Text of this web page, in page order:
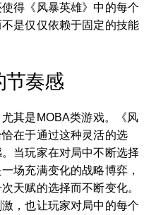
得《风暴英雄》中的每个
是仅仅依赖于固定的技能
节奏感
其是MOBA类游戏。《风
在于通过这种灵活的选
当玩家在对局中不断选择
场充满变化的战略博弈，
天赋的选择而不断变化。
，也让玩家对局中的每个